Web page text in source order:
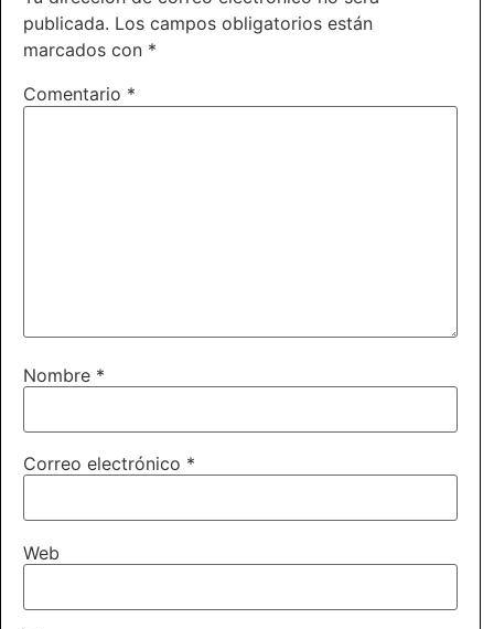
publicada. Los campos obligatorios están
marcados con *
Comentario *
Nombre *
Correo electrónico *
Web